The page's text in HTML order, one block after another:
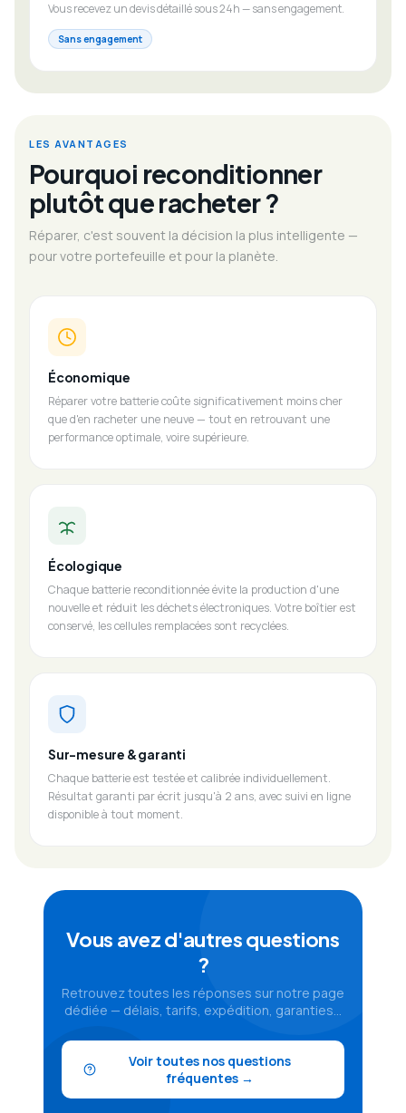
Vous recevez un devis détaillé sous 24h — sans engagement.
Sans engagement
LES AVANTAGES
Pourquoi reconditionner
plutôt que racheter ?
Réparer, c'est souvent la décision la plus intelligente —
pour votre portefeuille et pour la planète.
Économique
Réparer votre batterie coûte significativement moins cher
que d'en racheter une neuve — tout en retrouvant une
performance optimale, voire supérieure.
Écologique
Chaque batterie reconditionnée évite la production d'une
nouvelle et réduit les déchets électroniques. Votre boîtier est
conservé, les cellules remplacées sont recyclées.
Sur-mesure & garanti
Chaque batterie est testée et calibrée individuellement.
Résultat garanti par écrit jusqu'à 2 ans, avec suivi en ligne
disponible à tout moment.
Vous avez d'autres questions
?
Retrouvez toutes les réponses sur notre page
dédiée — délais, tarifs, expédition, garanties…
Voir toutes nos questions
fréquentes →